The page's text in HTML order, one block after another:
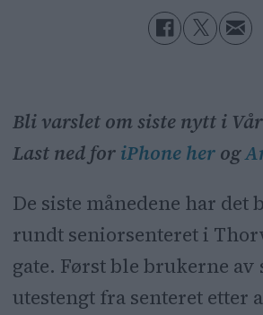
Bli varslet om siste nytt i
Last ned for iPhone herog
De siste månedene har det
rundt seniorsenteret i
gate. Først ble brukerne av
utestengt fra senteret etter